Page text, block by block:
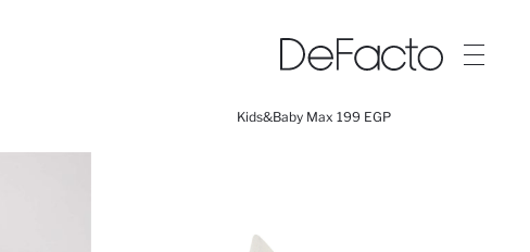
Kids&Baby Max 199 EGP